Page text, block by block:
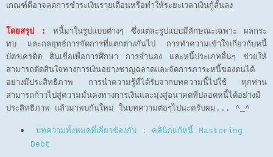
เกณฑ์ดีอาจลดการชำระเงินรายเดือนหรือทำให้ระยะเวลาเงินกู้สั้นลง
โดยสรุป :
หนี้มาในรูปแบบต่างๆ ซึ่งแต่ละรูปแบบมีลักษณะเฉพาะ ผลกระ
ทบ และกลยุทธ์การจัดการที่แตกต่างกันไป การทำความเข้าใจเกี่ยวกับหนี้
บัตรเครดิต สินเชื่อเพื่อการศึกษา การจำนอง และหนี้ประเภทอื่นๆ ช่วยให้
สามารถตัดสินใจทางการเงินอย่างชาญฉลาดและจัดการภาระหนี้ของตนได้
อย่างมีประสิทธิภาพ การนำความรู้ที่ได้รับจากบทความนี้ไปใช้ ทุกท่าน
สามารถก้าวไปสู่ความมั่นคงทางการเงินและมุ่งสู่อนาคตที่ปลอดหนี้ได้อย่างมี
ประสิทธิภาพ แล้วมาพบกันใหม่ ในบทความต่อๆไปนะครับผม... ^_^
บทความทั้งหมดที่เกี่ยวข้องกับ : คลินิกแก้หนี้ Mastering
Debt